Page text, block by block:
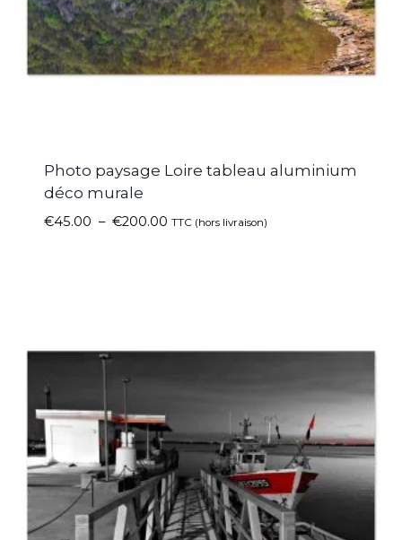
Photo paysage Loire tableau aluminium
déco murale
€45.00 – €200.00 TTC (hors livraison)